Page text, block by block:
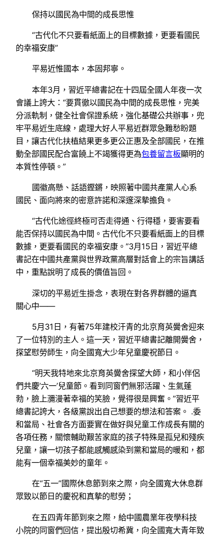
保持以國民為中間的成長思惟
“古代化不只要看紙面上的目標數據，更要看國民
的幸福安康”
平易近惟國本，本固邦寧。
本年3月，習近平總書記在十四屆全國人年夜一次
會議上誇大：“要貫徹以國民為中間的成長思惟，完美
分派軌制，健全社會保證系統，強化基礎公共辦事，兜
牢平易近生底線，處理大好人平易近群眾急難愁盼題
目，讓古代化扶植結果更多更公正惠及全部國民，在推
動全部國民配合富饒上不竭獲得更為包養留言板顯明的
本質性停頓。”
國徽高懸、話語鏗鏘，映照著中國共產黨人心系
國民、面向將來的密意許諾和深邃深摯擔負。
“古代化途徑終極可否走得通、行得穩，要害要看
能否保持以國民為中間。古代化不只要看紙面上的目標
數據，更要看國民的幸福安康。”3月15日，習近平總
書記在中國共產黨與世界政黨高層對話會上的宗旨講話
中，重點說明了成長的價值旨回。
深切的平易近生掛念，表現在對各界群體的逼真
關心中——
5月31日，有著75年建校汗青的北京育英黌舍迎來
了一位特別的主人。這一天，習近平總書記離開黌舍，
探望慰勞師生，向全國寬大少年兒童慶祝節日。
“明天我特地來北京育英黌舍探望大師，和小伴侶
們共慶‘六一’兒童節。看到同窗們無邪活躍、生氣蓬
勃，臉上瀰漫著幸福的笑臉，覺得很是興奮。”習近平
總書記誇大，各級黨說出自己想要的想法和答案。 .委
和當局、社會各方面要實在做好與兒童工作成長有關的
各項任務，關懷輔助艱苦家庭的孩子特殊是孤兒和殘疾
兒童，讓一切孩子都能感觸感染到黨和當局的暖和，都
能有一個幸福美妙的童年。
在“五一”國際休息節到來之際，向全國寬大休息群
眾致以節日的慶祝和真摯的慰勞；
在五四青年節到來之際，給中國農業年夜學科技
小院的同窗們回信，提出殷切希冀，向全國寬大青年致